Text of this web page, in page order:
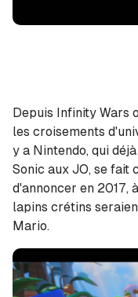
Depuis Infinity Wars
les croisements
y a Nintendo, qui
Sonic aux JO, se fait
d'annoncer en 2017,
lapins crétins
Mario.